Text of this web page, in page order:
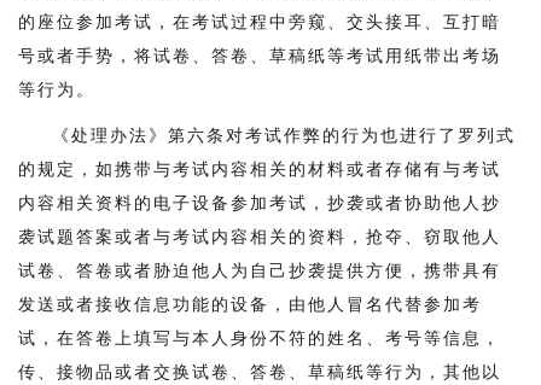
的座位参加考试，在考试过程中旁窥、交头接耳、互打暗
号或者手势，将试卷、答卷、草稿纸等考试用纸带出考场
等行为。
《处理办法》第六条对考试作弊的行为也进行了罗列式
的规定，如携带与考试内容相关的材料或者存储有与考试
内容相关资料的电子设备参加考试，抄袭或者协助他人抄
袭试题答案或者与考试内容相关的资料，抢夺、窃取他人
试卷、答卷或者胁迫他人为自己抄袭提供方便，携带具有
发送或者接收信息功能的设备，由他人冒名代替参加考
试，在答卷上填写与本人身份不符的姓名、考号等信息，
传、接物品或者交换试卷、答卷、草稿纸等行为，其他以